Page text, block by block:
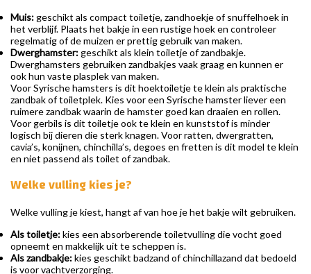
Muis:geschikt als compact toiletje, zandhoekje of snuffelhoek in
het verblijf. Plaats het bakje in een rustige hoek en controleer
regelmatig of de muizen er prettig gebruik van maken.
Dwerghamster:geschikt als klein toiletje of zandbakje.
Dwerghamsters gebruiken zandbakjes vaak graag en kunnen er
ook hun vaste plasplek van maken.
Voor Syrische hamsters is dit hoektoiletje te klein als praktische
zandbak of toiletplek. Kies voor een Syrische hamster liever een
ruimere zandbak waarin de hamster goed kan draaien en rollen.
Voor gerbils is dit toiletje ook te klein en kunststof is minder
logisch bij dieren die sterk knagen. Voor ratten, dwergratten,
cavia’s, konijnen, chinchilla’s, degoes en fretten is dit model te klein
en niet passend als toilet of zandbak.
Welke vulling kies je?
Welke vulling je kiest, hangt af van hoe je het bakje wilt gebruiken.
Als toiletje:kies een absorberende toiletvulling die vocht goed
opneemt en makkelijk uit te scheppen is.
Als zandbakje:kies geschikt badzand of chinchillazand dat bedoeld
is voor vachtverzorging.